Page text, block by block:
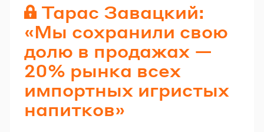
Тарас Завацкий:
«Мы сохранили свою
долю в продажах —
20% рынка всех
импортных игристых
напитков»